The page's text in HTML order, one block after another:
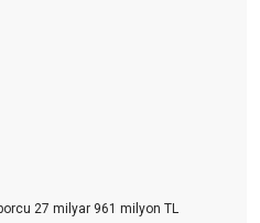
27 milyar 961 milyon TL